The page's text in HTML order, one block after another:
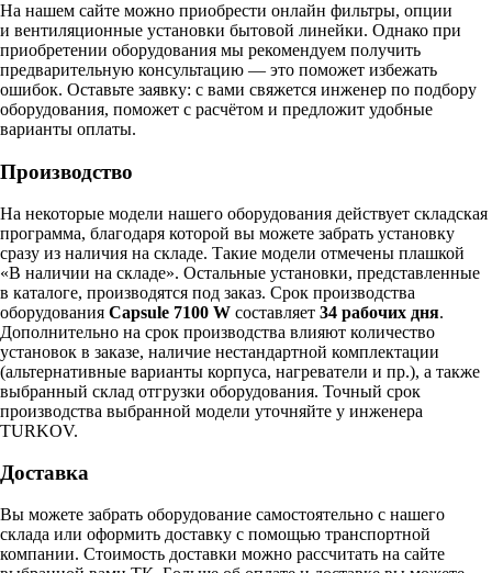
На нашем сайте можно приобрести онлайн фильтры, опции
и вентиляционные установки бытовой линейки. Однако при
приобретении оборудования мы рекомендуем получить
предварительную консультацию — это поможет избежать
ошибок. Оставьте заявку: с вами свяжется инженер по подбору
оборудования, поможет с расчётом и предложит удобные
варианты оплаты.
Производство
На некоторые модели нашего оборудования действует складская
программа, благодаря которой вы можете забрать установку
сразу из наличия на складе. Такие модели отмечены плашкой
«В наличии на складе». Остальные установки, представленные
в каталоге, производятся под заказ. Срок производства
оборудования Capsule 7100 W составляет 34 рабочих дня.
Дополнительно на срок производства влияют количество
установок в заказе, наличие нестандартной комплектации
(альтернативные варианты корпуса, нагреватели и пр.), а также
выбранный склад отгрузки оборудования. Точный срок
производства выбранной модели уточняйте у инженера
TURKOV.
Доставка
Вы можете забрать оборудование самостоятельно с нашего
склада или оформить доставку с помощью транспортной
компании. Стоимость доставки можно рассчитать на сайте